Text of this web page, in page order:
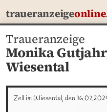
traueranzeigeonline
Traueranzeige
Monika
Wiesental
Zell im Wiesental, den